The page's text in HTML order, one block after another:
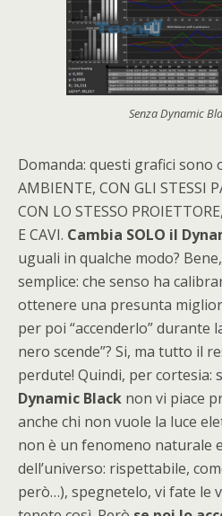
Senza Dynamic
Domanda: questi grafici sono
AMBIENTE, CON GLI STESSI
CON LO STESSO
E CAVI. Cambia SOLO il
uguali in qualche modo?
semplice: che senso ha
ottenere una presunta
per poi “accenderlo” durante
nero scende”? Si, ma tutto il
perdute! Quindi, per cortesia:
Dynamic Black non vi piace
anche chi non vuole la luce
non è un fenomeno naturale
dell’universo: rispettabile,
però…), spegnetelo, vi fate le